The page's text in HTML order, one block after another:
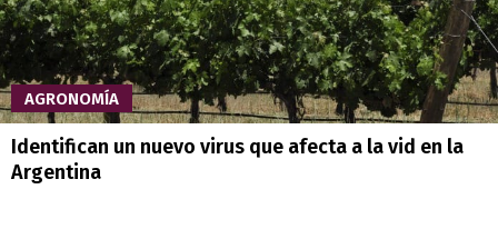
AGRONOMÍA
Identifican un nuevo virus que afecta a la vid en la
Argentina